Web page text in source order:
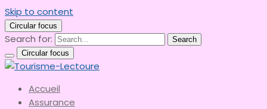
Skip to content
Circular focus
Search for:
Search
Circular focus
Tourisme-Lectoure
le meilleur du tourisme
Accueil
Assurance